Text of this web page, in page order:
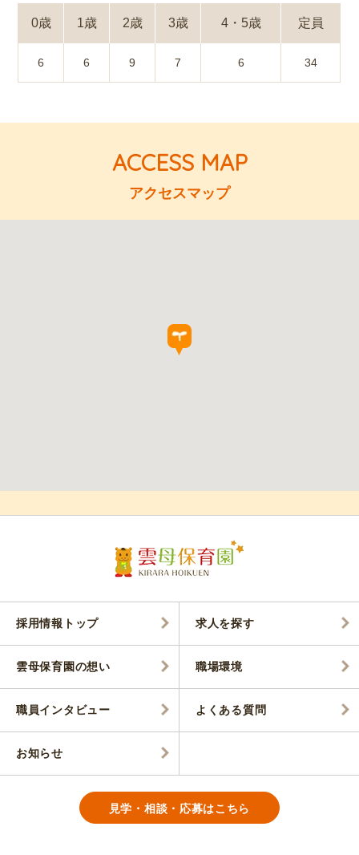
0歳 1歳 2歳 3歳 4・5歳 定員
6 6 9 7 6 34
アクセスマップ
採用情報トップ 求人を探す
雲母保育園の想い 職場環境
職員インタビュー よくある質問
お知らせ
見学・相談・応募はこちら